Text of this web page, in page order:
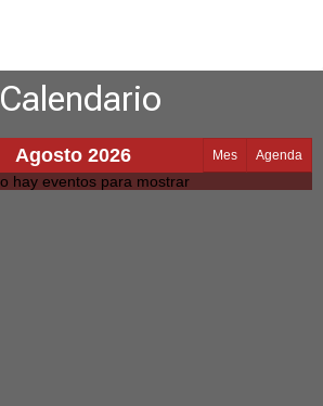
Calendario